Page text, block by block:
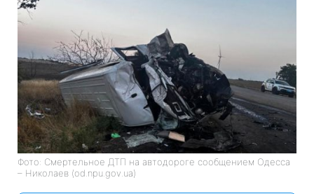
Фото: Смертельное ДТП на автодороге сообщением Одесса
– Николаев (od.npu.gov.ua)